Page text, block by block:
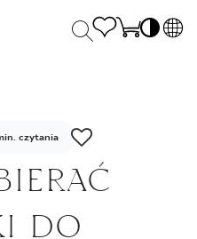
czytania
DO